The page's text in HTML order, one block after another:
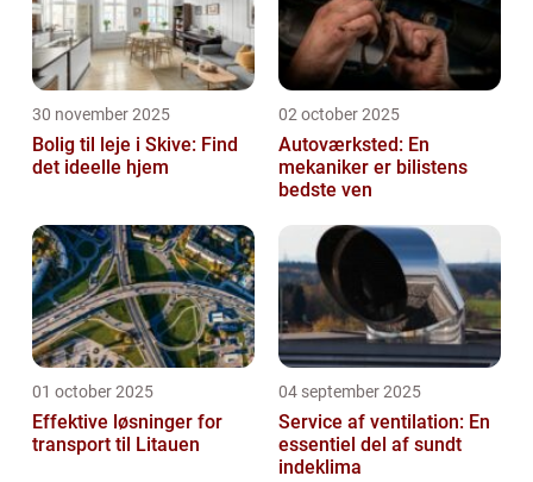
30 november 2025
Bolig til leje i Skive: Find
det ideelle hjem
02 october 2025
Autoværksted: En
mekaniker er bilistens
bedste ven
01 october 2025
Effektive løsninger for
transport til Litauen
04 september 2025
Service af ventilation: En
essentiel del af sundt
indeklima